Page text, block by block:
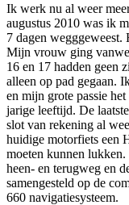
Ik werk nu al weer
augustus 2010 was ik
7 dagen
Mijn vrouw ging
16 en 17 hadden geen
alleen op pad gegaan.
en mijn grote passie
jarige leeftijd. De
slot van rekening al
huidige motorfiets een
moeten kunnen
heen- en terugweg en
samengesteld op de
660 navigatiesysteem.